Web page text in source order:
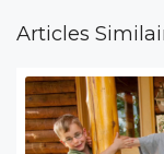
Articles